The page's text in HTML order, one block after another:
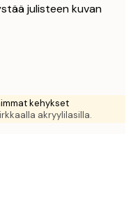
julisteen kuvan
kehykset
akryylilasilla.